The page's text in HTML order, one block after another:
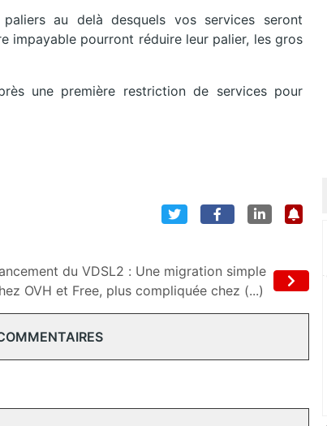
au delà desquels vos services seront
impayable pourront réduire leur palier, les gros
une première restriction de services pour
du VDSL2 : Une migration simple
OVH et Free, plus compliquée chez (...)